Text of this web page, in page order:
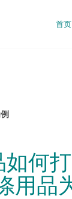
首页
何
用品